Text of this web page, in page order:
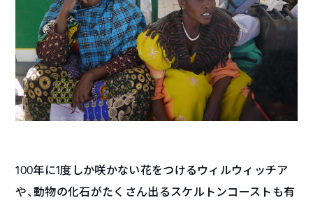
100年に1度しか咲かない花をつけるウィルウィッチア
や、動物の化石がたくさん出るスケルトンコーストも有